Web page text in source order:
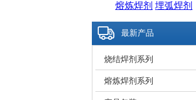
熔炼焊剂 埋弧焊剂
最新产品
烧结焊剂系列
熔炼焊剂系列